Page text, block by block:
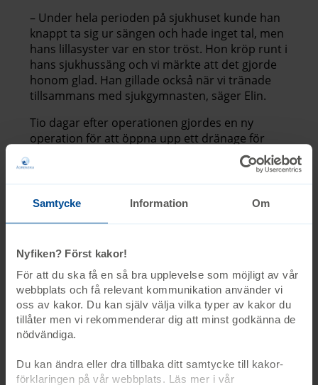
Samtycke Information Om
Nyfiken? Först kakor!
För att du ska få en så bra upplevelse som möjligt av vår
webbplats och få relevant kommunikation använder vi
oss av kakor. Du kan själv välja vilka typer av kakor du
tillåter men vi rekommenderar dig att minst godkänna de
nödvändiga.
Du kan ändra eller dra tillbaka ditt samtycke till kakor-
förklaringen på vår webbplats. Läs mer i vår
– Under hela perioden på sjukhuset kunde han
knappt ta sig ur sängen och hade inget tal, men
hans lillasyster var en stor tröst. Hon kröp runt i
hans sjukhussäng och vi märkte att det gjorde
honom glad. Han gillade också när vi tränade
tillsammans med sjukgymnasten, säger Elin.
Tio dagar efter operationen gjordes en ny
operation för att öppna upp ett dränage för
hjärnvätskan. Det innebar att Eyvind inte
behövde en shunt för att reglera trycket i
hjärnan. Efter ett par veckor på sjukhuset i
Umeå fick familjen komma hem igen. Dagen
bättre när han kunde uttrycka sig igen, säger
John.
Att gå tog längre tid att lära om, och
återkomsten till förskolan blev en utmaning.
– Han kände sig aldrig riktigt trygg där, säger
Elin.